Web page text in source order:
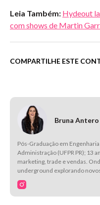
Leia Também: Hydeout
com shows de Martin
COMPARTILHE ESTE
Bruna Antero
Pós-Graduação em
Administração (UFPR PR); 13
marketing, trade e vendas.
underground explorando